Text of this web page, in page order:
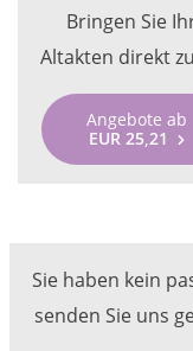
Bringen Sie
Altakten direkt
Angebote ab
EUR 25,21
Sie haben kein
senden Sie uns